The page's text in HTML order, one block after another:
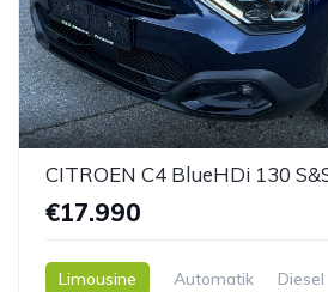
CITROEN C4 BlueHDi 130
€17.990
Limousine Automatik Diesel